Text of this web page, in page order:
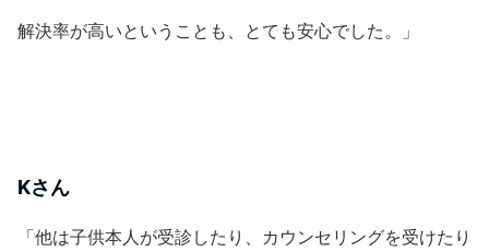
解決率が高いということも、とても安心でした。」
Kさん
「他は子供本人が受診したり、カウンセリングを受けたり